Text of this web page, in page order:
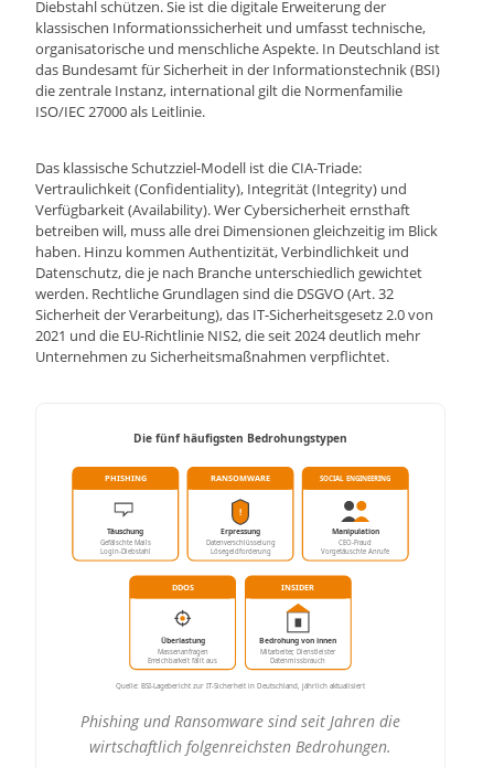
Diebstahl schützen. Sie ist die digitale Erweiterung der
klassischen Informationssicherheit und umfasst technische,
organisatorische und menschliche Aspekte. In Deutschland ist
das Bundesamt für Sicherheit in der Informationstechnik (BSI)
die zentrale Instanz, international gilt die Normenfamilie
ISO/IEC 27000 als Leitlinie.
Das klassische Schutzziel-Modell ist die CIA-Triade:
Vertraulichkeit (Confidentiality), Integrität (Integrity) und
Verfügbarkeit (Availability). Wer Cybersicherheit ernsthaft
betreiben will, muss alle drei Dimensionen gleichzeitig im Blick
haben. Hinzu kommen Authentizität, Verbindlichkeit und
Datenschutz, die je nach Branche unterschiedlich gewichtet
werden. Rechtliche Grundlagen sind die DSGVO (Art. 32
Sicherheit der Verarbeitung), das IT-Sicherheitsgesetz 2.0 von
2021 und die EU-Richtlinie NIS2, die seit 2024 deutlich mehr
Unternehmen zu Sicherheitsmaßnahmen verpflichtet.
Die fünf häufigsten Bedrohungstypen
PHISHING
Täuschung
Gefälschte Mails
Login-Diebstahl
RANSOMWARE
!
Erpressung
Datenverschlüsselung
Lösegeldforderung
SOCIAL ENGINEERING
Manipulation
CEO-Fraud
Vorgetäuschte Anrufe
DDOS
Überlastung
Massenanfragen
Erreichbarkeit fällt aus
INSIDER
Bedrohung von innen
Mitarbeiter, Dienstleister
Datenmissbrauch
Quelle: BSI-Lagebericht zur IT-Sicherheit in Deutschland, jährlich aktualisiert
Phishing und Ransomware sind seit Jahren die
wirtschaftlich folgenreichsten Bedrohungen.